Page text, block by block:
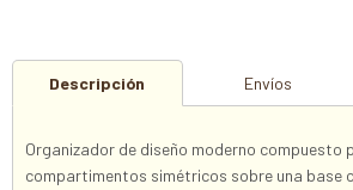
Descripción Envíos
Organizador de diseño moderno compuesto
compartimentos simétricos sobre una base